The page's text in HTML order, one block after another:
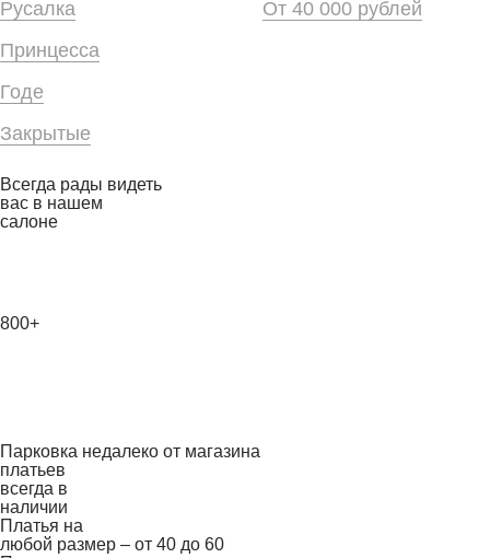
Русалка
Принцесса
Годе
Закрытые
От 40 000 рублей
Всегда рады видеть
вас в нашем
салоне
800+
Парковка недалеко от магазина
платьев
всегда в
наличии
Платья на
любой размер – от 40 до 60